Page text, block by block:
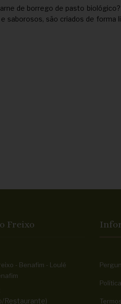
de borrego de pasto
saborosos, são criados de forma
Freixo
- Benafim - Loulé
Restaurante)